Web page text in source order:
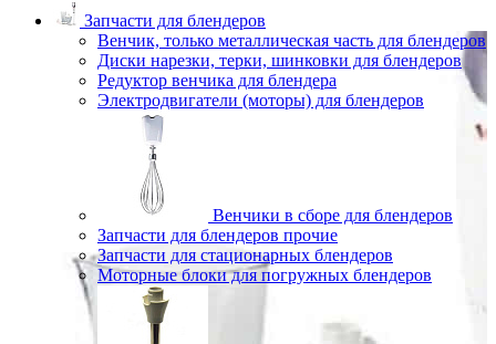
Запчасти для блендеров
Венчик, только металлическая часть для блендеров
Диски нарезки, терки, шинковки для блендеров
Редуктор венчика для блендера
Электродвигатели (моторы) для блендеров
Венчики в сборе для блендеров
Запчасти для блендеров прочие
Запчасти для стационарных блендеров
Моторные блоки для погружных блендеров